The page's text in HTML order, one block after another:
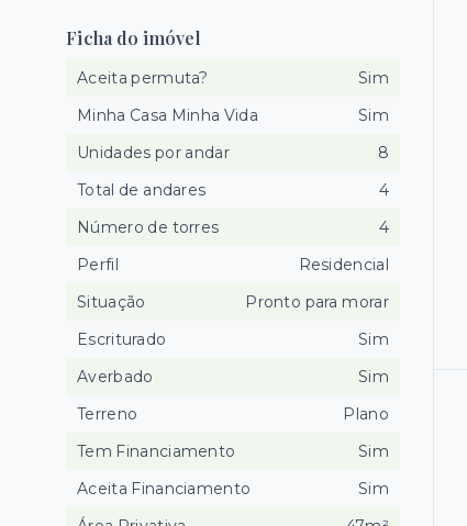
Ficha do imóvel
Aceita permuta?
Sim
Minha Casa Minha Vida
Sim
Unidades por andar
8
Total de andares
4
Número de torres
4
Perfil
Residencial
Situação
Pronto para morar
Escriturado
Sim
Averbado
Sim
Terreno
Plano
Tem Financiamento
Sim
Aceita Financiamento
Sim